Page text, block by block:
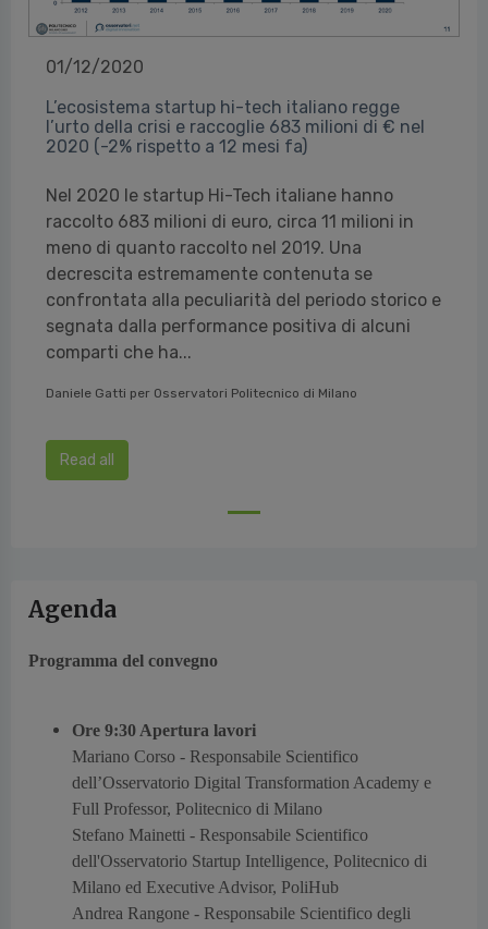
01/12/2020
L’ecosistema startup hi-tech italiano regge
l’urto della crisi e raccoglie 683 milioni di € nel
2020 (-2% rispetto a 12 mesi fa)
Nel 2020 le startup Hi-Tech italiane hanno
raccolto 683 milioni di euro, circa 11 milioni in
meno di quanto raccolto nel 2019. Una
decrescita estremamente contenuta se
confrontata alla peculiarità del periodo storico e
segnata dalla performance positiva di alcuni
comparti che ha...
Daniele Gatti per Osservatori Politecnico di Milano
Read all
Agenda
Programma del convegno
Ore 9:30 Apertura lavori
Mariano Corso - Responsabile Scientifico
dell’Osservatorio Digital Transformation Academy e
Full Professor, Politecnico di Milano
Stefano Mainetti - Responsabile Scientifico
dell'Osservatorio Startup Intelligence, Politecnico di
Milano ed Executive Advisor, PoliHub
Andrea Rangone - Responsabile Scientifico degli